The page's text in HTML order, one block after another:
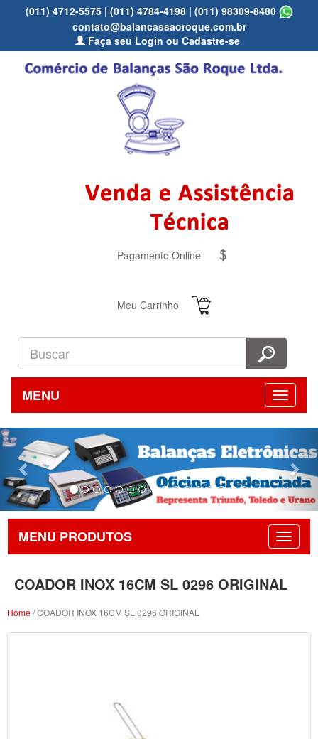
(011) 4712-5575| (011) 4784-4198| (011) 98309-8480
contato@balancassaoroque.com.br
Faça seu Login ou Cadastre-se
Pagamento Online
Meu Carrinho
MENU
Previous
MENU PRODUTOS
COADOR INOX 16CM SL 0296 ORIGINAL
Home/ COADOR INOX 16CM SL 0296 ORIGINAL